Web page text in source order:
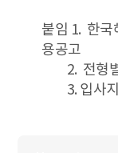
붙임 1. 한국
용공고
2. 전형별
3. 입사지